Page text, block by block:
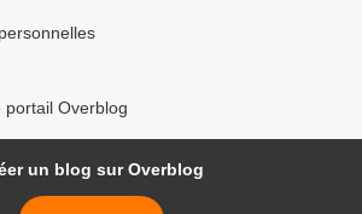
portail Overblog
un blog sur Overblog